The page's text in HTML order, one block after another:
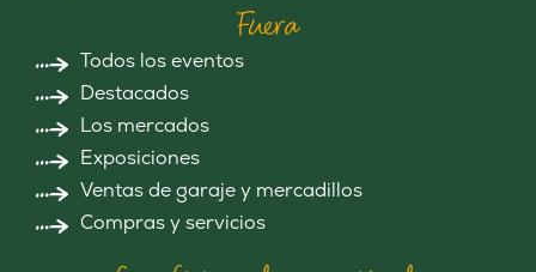
Fuera
Todos los eventos
Destacados
Los mercados
Exposiciones
Ventas de garaje y mercadillos
Compras y servicios